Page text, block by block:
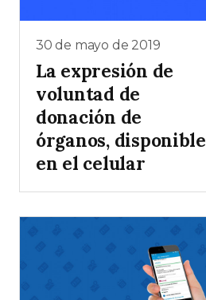
30 de mayo de 2019
La expresión de
voluntad de
donación de
órganos, disponible
en el celular